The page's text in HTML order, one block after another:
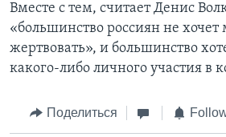
Вместе с тем, считает Денис
«большинство россиян не
жертвовать», и большинство
какого-либо личного участия в
Поделиться